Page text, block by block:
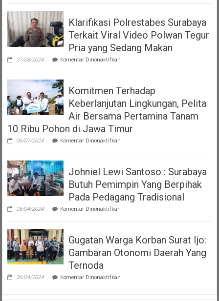
Korban
Ijo
tolak
HGB
diatas
7
Tahun
2023
tentang
Dan
Klarifikasi Polrestabes Surabaya
Terkait Viral Video Polwan Tegur
Pria yang Sedang Makan
27/08/2024 Komentar Dinonaktifkan
Polrestabes
Terkait
Video
Polwan
Tegur
Pria
Komitmen Terhadap
Keberlanjutan Lingkungan, Pelita
Air Bersama Pertamina Tanam
10 Ribu Pohon di Jawa Timur
06/07/2024 Komentar Dinonaktifkan
Terhadap
Lingkungan,
Air
Bersama
Pertamina
di
Timur
Johniel Lewi Santoso : Surabaya
Butuh Pemimpin Yang Berpihak
Pada Pedagang Tradisional
26/04/2024 Komentar Dinonaktifkan
Lewi
:
Surabaya
Butuh
Gugatan Warga Korban Surat Ijo:
Gambaran Otonomi Daerah Yang
Ternoda
26/04/2024 Komentar Dinonaktifkan
Korban